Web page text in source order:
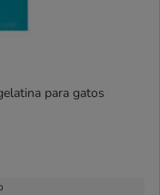
para gatos